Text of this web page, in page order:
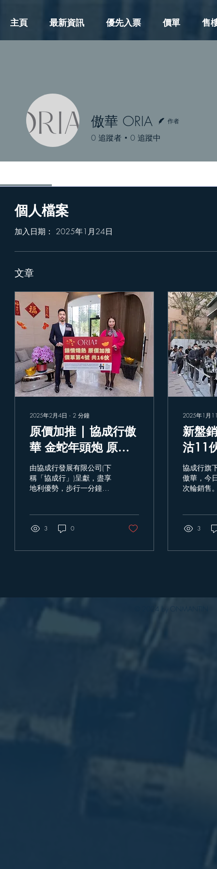
主頁 最新資訊 優先入票 價單 售
傲華 ORIA 作者
0 追蹤者 0 追蹤中
個人檔案
加入日期： 2025年1月24日
文章
2025年2月4日 ∙ 2 分鐘
原價加推 | 協成行傲
華 金蛇年頭炮 原價
加推價單 2月9日公
開發售
由協成行發展有限公司(下
稱「協成行」)呈獻，盡享
地利優勢，步行一分鐘內
已火速售出68個單位，銷
第三輪銷售安排及第4號
3 0
2025年1月
新盤
沽11
套現
協成行旗
傲華，今
次輪銷售
項目即日
五天內共
3
© 2024 by ONMANTIN